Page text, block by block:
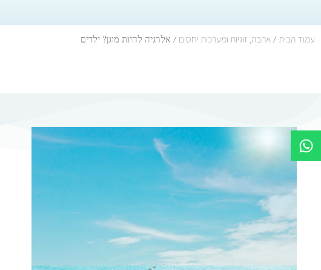
עמוד הבית / אהבה, זוגיות ומערכות יחסים / אלרגיה להיות מוגן? ילדים